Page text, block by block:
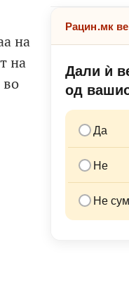
на
на
Рацин.мк
Дали ѝ
од
Да
Не
Не